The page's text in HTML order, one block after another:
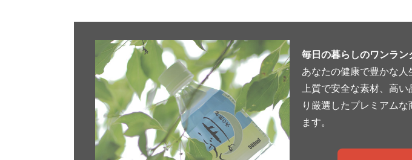
毎日の暮らしのワンラン
あなたの健康で豊かな人
上質で安全な素材、高
り厳選したプレミアム
ます。